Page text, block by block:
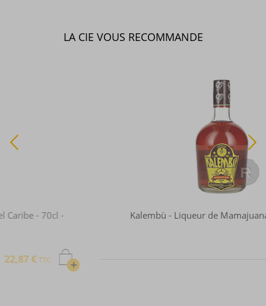
LA CIE VOUS RECOMMANDE
Kalembù - Liqueur de Mamajuana - 70cl - 30°